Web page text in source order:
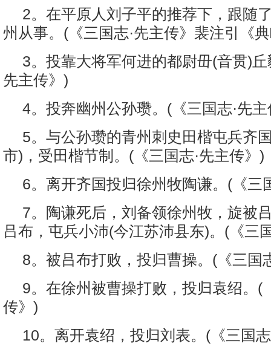
2。在平原人刘子平的推荐下，跟随
州从事。(《三国志·先主传》裴注引《
3。投靠大将军何进的都尉毌(音贯)丘
先主传》)
4。投奔幽州公孙瓒。(《三国志·先
5。与公孙瓒的青州刺史田楷屯兵齐
市)，受田楷节制。(《三国志·先主传》)
6。离开齐国投归徐州牧陶谦。(《三
7。陶谦死后，刘备领徐州牧，旋被
吕布，屯兵小沛(今江苏沛县东)。(《三
8。被吕布打败，投归曹操。(《三国
9。在徐州被曹操打败，投归袁绍。(
传》)
10。离开袁绍，投归刘表。(《三国